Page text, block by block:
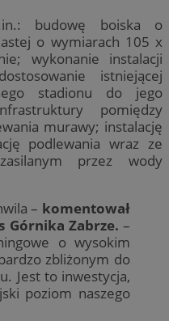
budowę boiska o
o wymiarach 105 x
wykonanie instalacji
istniejącej
stadionu do jego
pomiędzy
murawy; instalację
podlewania wraz ze
przez wody
– komentował
Górnika Zabrze. –
o wysokim
zbliżonym do
Jest to inwestycja,
poziom naszego